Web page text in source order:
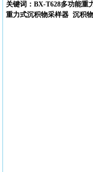
关键词：BX-T628多功能重
重力式沉积物采样器 沉积